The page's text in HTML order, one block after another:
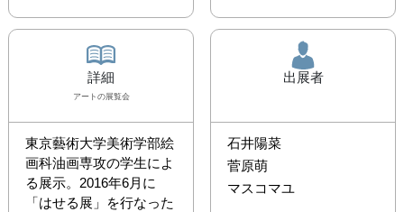
詳細
アート の展覧会
東京藝術大学美術学部絵
画科油画専攻の学生によ
る展示。2016年6月に
「はせる展」を行なった
出展者
石井陽菜
菅原萌
マスコマユ